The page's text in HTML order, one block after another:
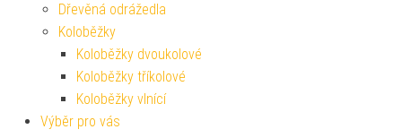
Dřevěná odrážedla
Koloběžky
Koloběžky dvoukolové
Koloběžky tříkolové
Koloběžky vlnící
Výběr pro vás